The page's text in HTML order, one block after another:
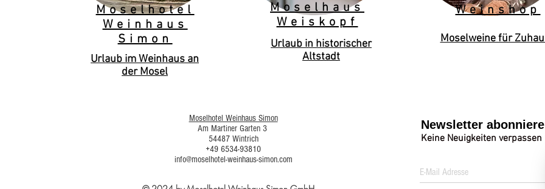
Moselhotel
Weinhaus
Simon
Urlaub im Weinhaus an
der Mosel
Moselhaus
Weiskopf
Urlaub in historischer
Altstadt
Weinshop
Moselweine für
Moselhotel Weinhaus Simon
Am Martiner Garten 3
54487 Wintrich
+49 6534-93810
info@moselhotel-weinhaus-simon.com
Newsletter
Keine Neuigkeiten verpassen